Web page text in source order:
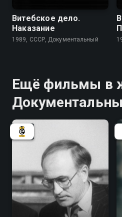
Витебское дело.
Наказание
1989, СССР, Документальный
Ещё фильмы в